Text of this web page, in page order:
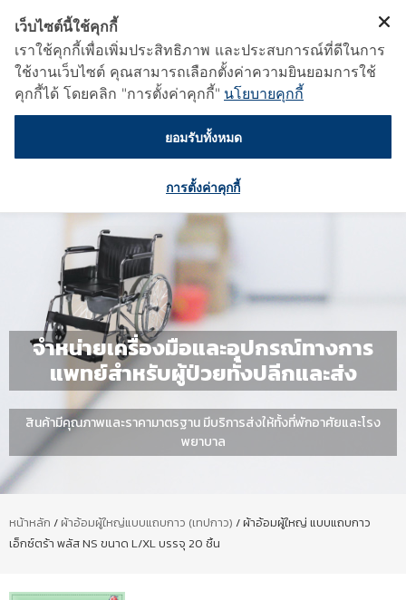
จำหน่ายเครื่องมือและอุปกรณ์ทางการ
แพทย์สำหรับผู้ป่วยทั้งปลีกและส่ง
สินค้ามีคุณภาพและราคามาตรฐาน มีบริการส่งให้ทั้งที่พักอาศัยและโรง
พยาบาล
หน้าหลัก / ผ้าอ้อมผู้ใหญ่แบบแถบกาว (เทปกาว) / ผ้าอ้อมผู้ใหญ่ แบบแถบกาว
เอ็กซ์ตร้า พลัส NS ขนาด L/XL บรรจุ 20 ชิ้น
เว็บไซต์นี้ใช้คุกกี้
เราใช้คุกกี้เพื่อเพิ่มประสิทธิภาพ และประสบการณ์ที่ดีในการ
ใช้งานเว็บไซต์ คุณสามารถเลือกตั้งค่าความยินยอมการใช้
คุกกี้ได้ โดยคลิก "การตั้งค่าคุกกี้" นโยบายคุกกี้
ยอมรับทั้งหมด
การตั้งค่าคุกกี้